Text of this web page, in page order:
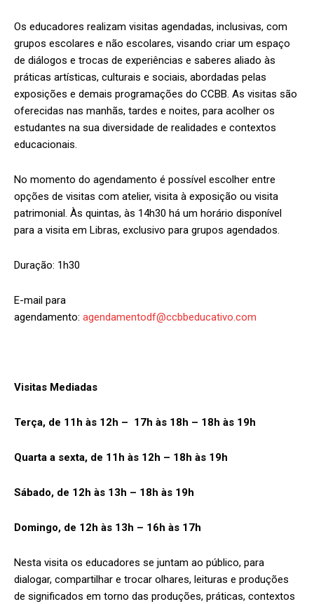
Os educadores realizam visitas agendadas, inclusivas, com
grupos escolares e não escolares, visando criar um espaço
de diálogos e trocas de experiências e saberes aliado às
práticas artísticas, culturais e sociais, abordadas pelas
exposições e demais programações do CCBB. As visitas são
oferecidas nas manhãs, tardes e noites, para acolher os
estudantes na sua diversidade de realidades e contextos
educacionais.
No momento do agendamento é possível escolher entre
opções de visitas com atelier, visita à exposição ou visita
patrimonial. Às quintas, às 14h30 há um horário disponível
para a visita em Libras, exclusivo para grupos agendados.
Duração: 1h30
E-mail para
agendamento: agendamentodf@ccbbeducativo.com
Visitas Mediadas
Terça, de 11h às 12h – 17h às 18h – 18h às 19h
Quarta a sexta, de 11h às 12h – 18h às 19h
Sábado, de 12h às 13h – 18h às 19h
Domingo, de 12h às 13h – 16h às 17h
Nesta visita os educadores se juntam ao público, para
dialogar, compartilhar e trocar olhares, leituras e produções
de significados em torno das produções, práticas, contextos